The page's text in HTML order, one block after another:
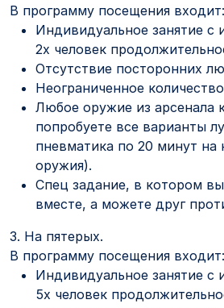
В программу посещения входит:
Индивидуальное занятие с
2х человек
Отсутствие посторонних
Неограниченное
Любое оружие из арсенала
попробуете все варианты
пневматика по 20 минут
оружия).
Спец задание, в котором
вместе, а можете друг
3. На пятерых.
В программу посещения входит:
Индивидуальное занятие с
5х человек